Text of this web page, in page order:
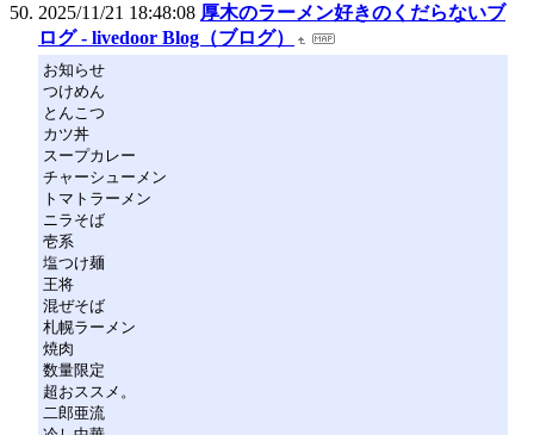
2025/11/21 18:48:08 厚木のラーメン好きのくだらないブ
ログ - livedoor Blog（ブログ）
お知らせ
つけめん
とんこつ
カツ丼
スープカレー
チャーシューメン
トマトラーメン
ニラそば
壱系
塩つけ麺
王将
混ぜそば
札幌ラーメン
焼肉
数量限定
超おススメ。
二郎亜流